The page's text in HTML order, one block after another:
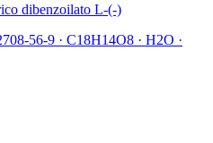
dibenzoilato L-(-)
56-9 · C18H14O8 · H2O ·